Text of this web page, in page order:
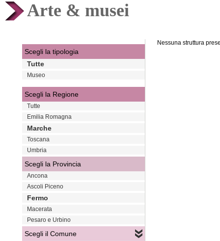
Arte & musei
Nessuna struttura
Scegli la tipologia
Tutte
Museo
Scegli la Regione
Tutte
Emilia Romagna
Marche
Toscana
Umbria
Scegli la Provincia
Ancona
Ascoli Piceno
Fermo
Macerata
Pesaro e Urbino
Scegli il Comune